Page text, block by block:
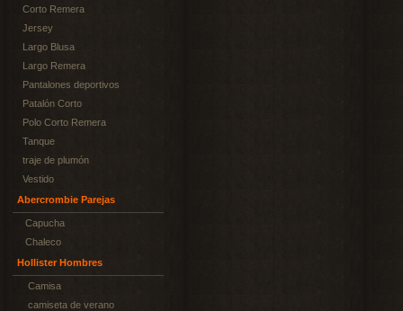
Corto Remera
Jersey
Largo Blusa
Largo Remera
Pantalones deportivos
Patalón Corto
Polo Corto Remera
Tanque
traje de plumón
Vestido
Abercrombie Parejas
Capucha
Chaleco
Hollister Hombres
Camisa
camiseta de verano